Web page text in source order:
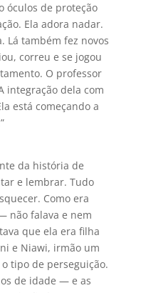
óculos de proteção
Ela adora nadar.
Lá também fez novos
correu e se jogou
O professor
integração dela com
está começando a
da história de
e lembrar. Tudo
Como era
não falava e nem
que ela era filha
e Niawi, irmão um
tipo de perseguição.
de idade — e as